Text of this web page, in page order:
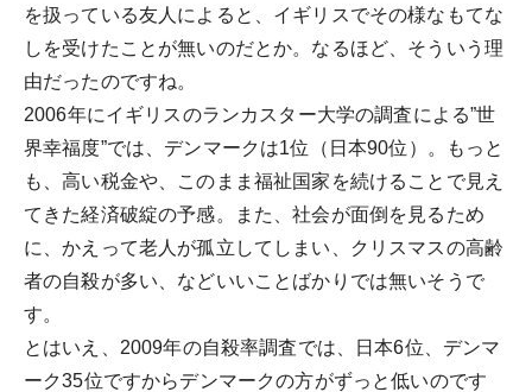
を扱っている友人によると、イギリスでその様なもてな
しを受けたことが無いのだとか。なるほど、そういう理
由だったのですね。
2006年にイギリスのランカスター大学の調査による”世
界幸福度”では、デンマークは1位（日本90位）。もっと
も、高い税金や、このまま福祉国家を続けることで見え
てきた経済破綻の予感。また、社会が面倒を見るため
に、かえって老人が孤立してしまい、クリスマスの高齢
者の自殺が多い、などいいことばかりでは無いそうで
す。
とはいえ、2009年の自殺率調査では、日本6位、デンマ
ーク35位ですからデンマークの方がずっと低いのです